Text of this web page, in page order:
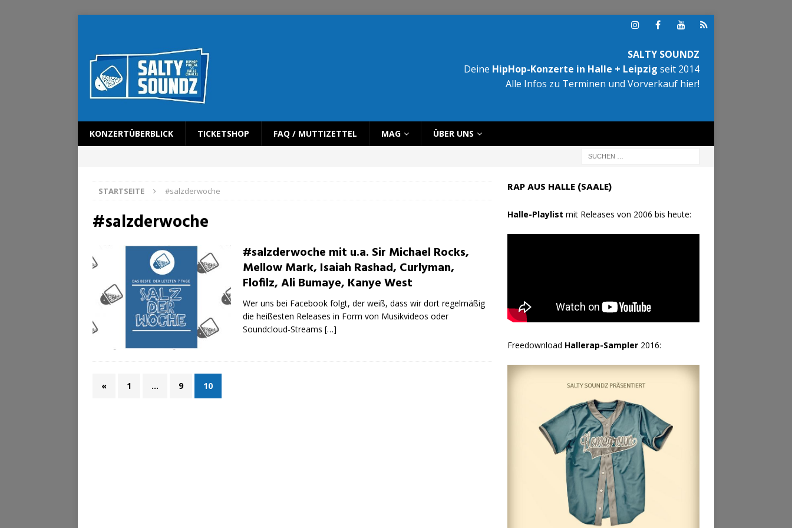
SALTY SOUNDZ
Deine HipHop-Konzerte in Halle + Leipzig seit 2014
Alle Infos zu Terminen und Vorverkauf hier!
KONZERTÜBERBLICK TICKETSHOP FAQ / MUTTIZETTEL MAG ÜBER UNS
STARTSEITE #salzderwoche
#salzderwoche
#salzderwoche mit u.a. Sir Michael Rocks,
Mellow Mark, Isaiah Rashad, Curlyman,
Flofilz, Ali Bumaye, Kanye West
Wer uns bei Facebook folgt, der weiß, dass wir dort regelmäßig
die heißesten Releases in Form von Musikvideos oder
Soundcloud-Streams […]
« 1 … 9 10
RAP AUS HALLE (SAALE)
Halle-Playlist mit Releases von 2006 bis heute:
Freedownload Hallerap-Sampler2016: